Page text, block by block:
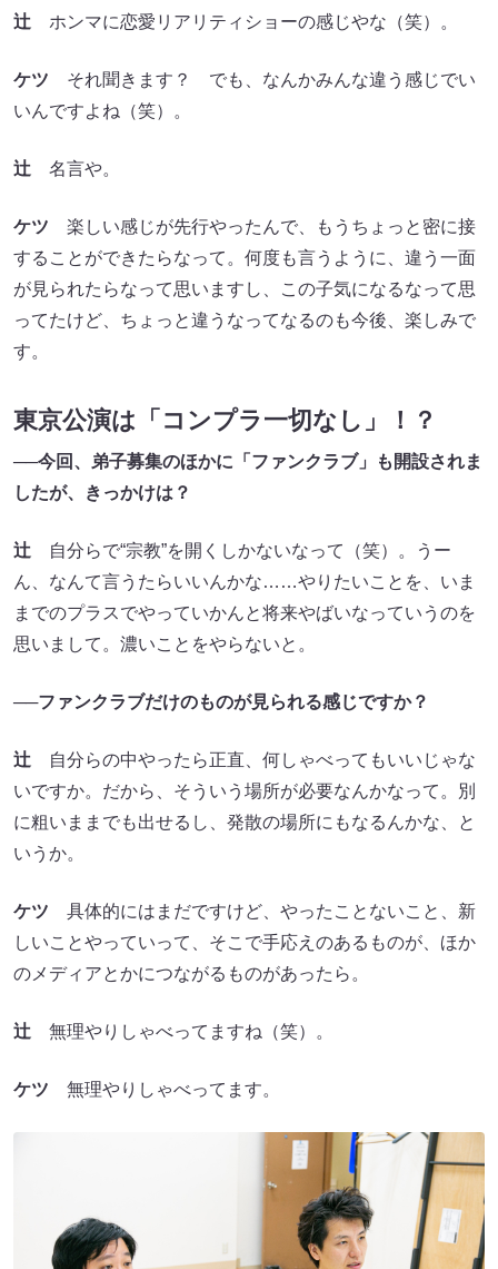
辻 ホンマに恋愛リアリティショーの感じやな（笑）。
ケツ それ聞きます？ でも、なんかみんな違う感じでい
いんですよね（笑）。
辻 名言や。
ケツ 楽しい感じが先行やったんで、もうちょっと密に接
することができたらなって。何度も言うように、違う一面
が見られたらなって思いますし、この子気になるなって思
ってたけど、ちょっと違うなってなるのも今後、楽しみで
す。
東京公演は「コンプラ一切なし」！？
──今回、弟子募集のほかに「ファンクラブ」も開設されま
したが、きっかけは？
辻 自分らで“宗教”を開くしかないなって（笑）。うー
ん、なんて言うたらいいんかな……やりたいことを、いま
までのプラスでやっていかんと将来やばいなっていうのを
思いまして。濃いことをやらないと。
──ファンクラブだけのものが見られる感じですか？
辻 自分らの中やったら正直、何しゃべってもいいじゃな
いですか。だから、そういう場所が必要なんかなって。別
に粗いままでも出せるし、発散の場所にもなるんかな、と
いうか。
ケツ 具体的にはまだですけど、やったことないこと、新
しいことやっていって、そこで手応えのあるものが、ほか
のメディアとかにつながるものがあったら。
辻 無理やりしゃべってますね（笑）。
ケツ 無理やりしゃべってます。